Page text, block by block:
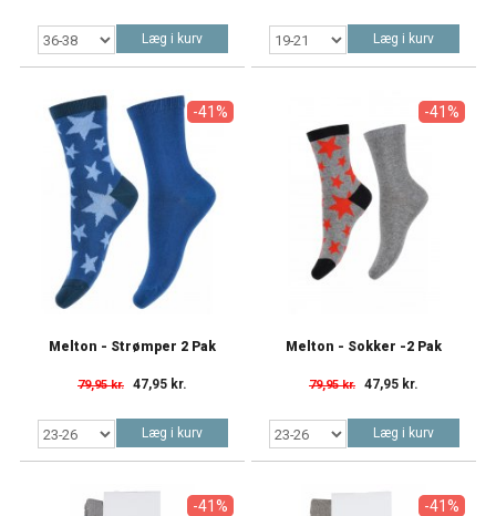
Læg i kurv Læg i kurv
-41%
Melton - Strømper 2 Pak
79,95 kr. 47,95 kr.
Læg i kurv
-41%
Melton - Sokker -2 Pak
79,95 kr. 47,95 kr.
Læg i kurv
-41% -41%